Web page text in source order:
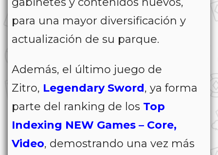
para una mayor diversificación y
actualización de su parque.
Además, el último juego de
Zitro, Legendary Sword, ya forma
parte del ranking de los Top
Indexing NEW Games – Core,
Video, demostrando una vez más